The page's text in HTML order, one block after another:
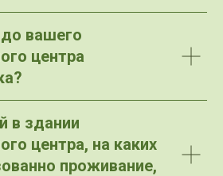
вашего
центра
в здании
центра, на каких
проживание,